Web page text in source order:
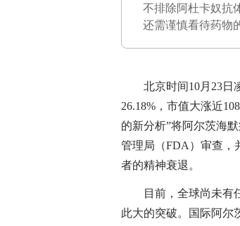
不排除阿杜卡奴抗
还需谨慎看待药物
北京时间10月23日凌
26.18%，市值大涨近
的新分析”将阿尔茨海
管理局（FDA）审查，
者的精神衰退。
目前，全球尚未有任
此大的突破。国际阿尔